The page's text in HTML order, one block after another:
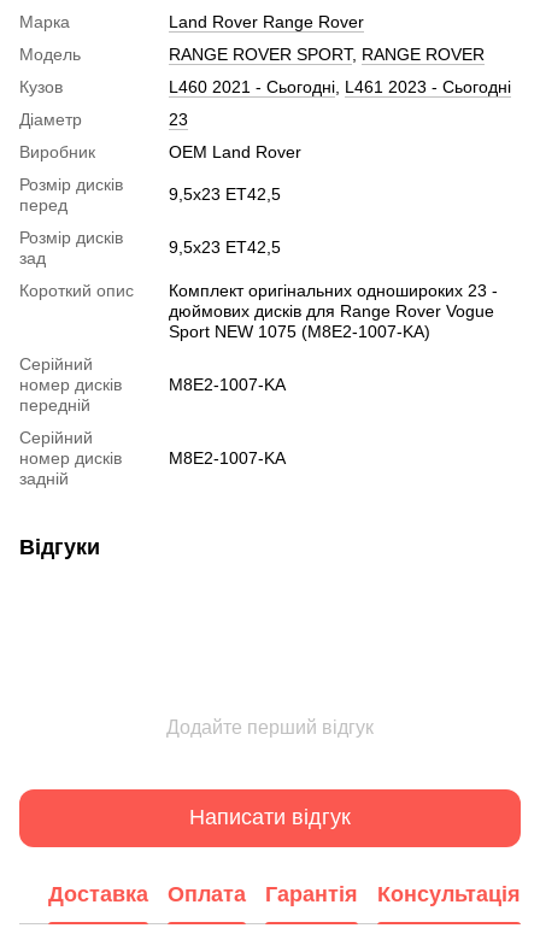
Марка
Land Rover Range Rover
Модель
RANGE ROVER SPORT, RANGE ROVER
Кузов
L460 2021 - Сьогодні L461 2023 - Сьогодні
Діаметр
23
Виробник
OEM Land Rover
Розмір дисків
перед
9,5х23 ET42,5
Розмір дисків
зад
9,5х23 ET42,5
Короткий опис
Комплект оригінальних одношироких 23 -
дюймових дисків для Range Rover Vogue
Sport NEW 1075 (M8E2-1007-KA)
Серійний
номер дисків
передній
M8E2-1007-KA
Серійний
номер дисків
задній
M8E2-1007-KA
Відгуки
Додайте перший відгук
Написати відгук
Доставка Оплата Гарантія Консультація